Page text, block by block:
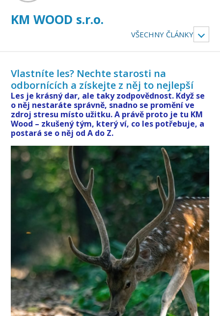
KM WOOD s.r.o.
VŠECHNY ČLÁNKY
Vlastníte les? Nechte starosti na
odbornících a získejte z něj to nejlepší
Les je krásný dar, ale taky zodpovědnost. Když se
o něj nestaráte správně, snadno se promění ve
zdroj stresu místo užitku. A právě proto je tu KM
Wood – zkušený tým, který ví, co les potřebuje, a
postará se o něj od A do Z.